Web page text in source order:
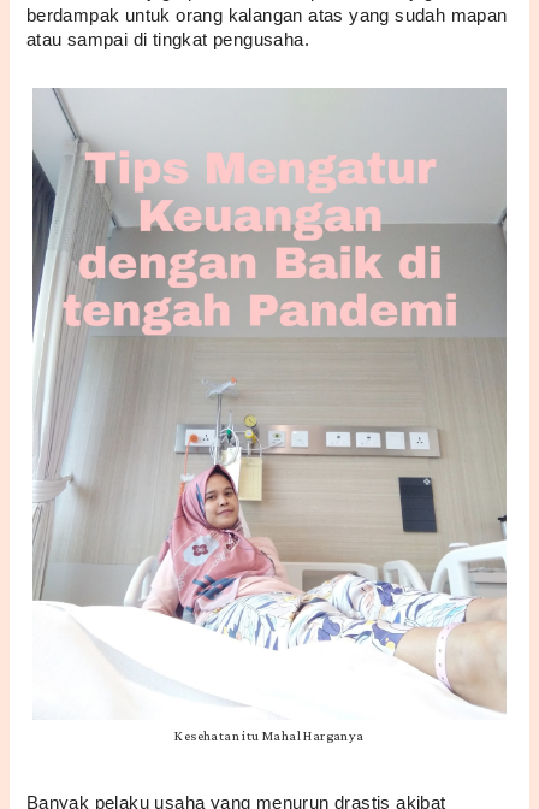
berdampak untuk orang kalangan atas yang sudah mapan
atau sampai di tingkat pengusaha.
Kesehatan itu Mahal Harganya
Banyak pelaku usaha yang menurun drastis akibat